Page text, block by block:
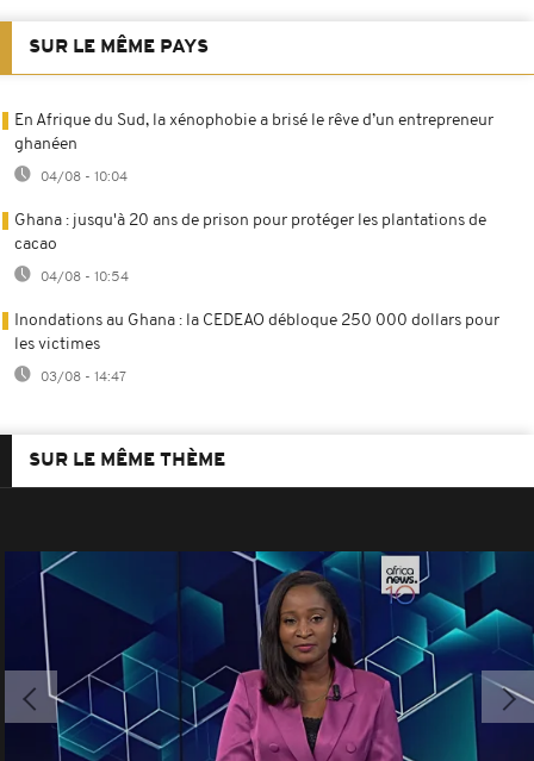
SUR LE MÊME PAYS
En Afrique du Sud, la xénophobie a brisé le rêve d’un entrepreneur
ghanéen
04/08 - 10:04
Ghana : jusqu'à 20 ans de prison pour protéger les plantations de
cacao
04/08 - 10:54
Inondations au Ghana : la CEDEAO débloque 250 000 dollars pour
les victimes
03/08 - 14:47
SUR LE MÊME THÈME